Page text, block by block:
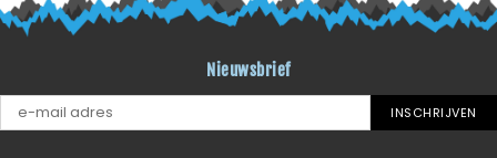
Nieuwsbrief
INSCHRIJVEN